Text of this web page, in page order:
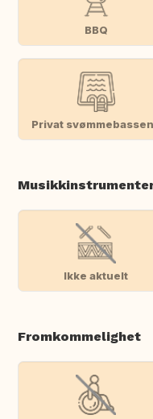
BBQ
Privat
Ikke aktuelt
Fromkommelighet